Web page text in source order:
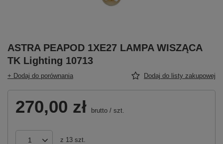
ASTRA PEAPOD 1XE27 LAMPA WISZĄCA
TK Lighting 10713
+ Dodaj do porównania Dodaj do listy zakupowej
270,00 zł brutto / szt.
z 13 szt.